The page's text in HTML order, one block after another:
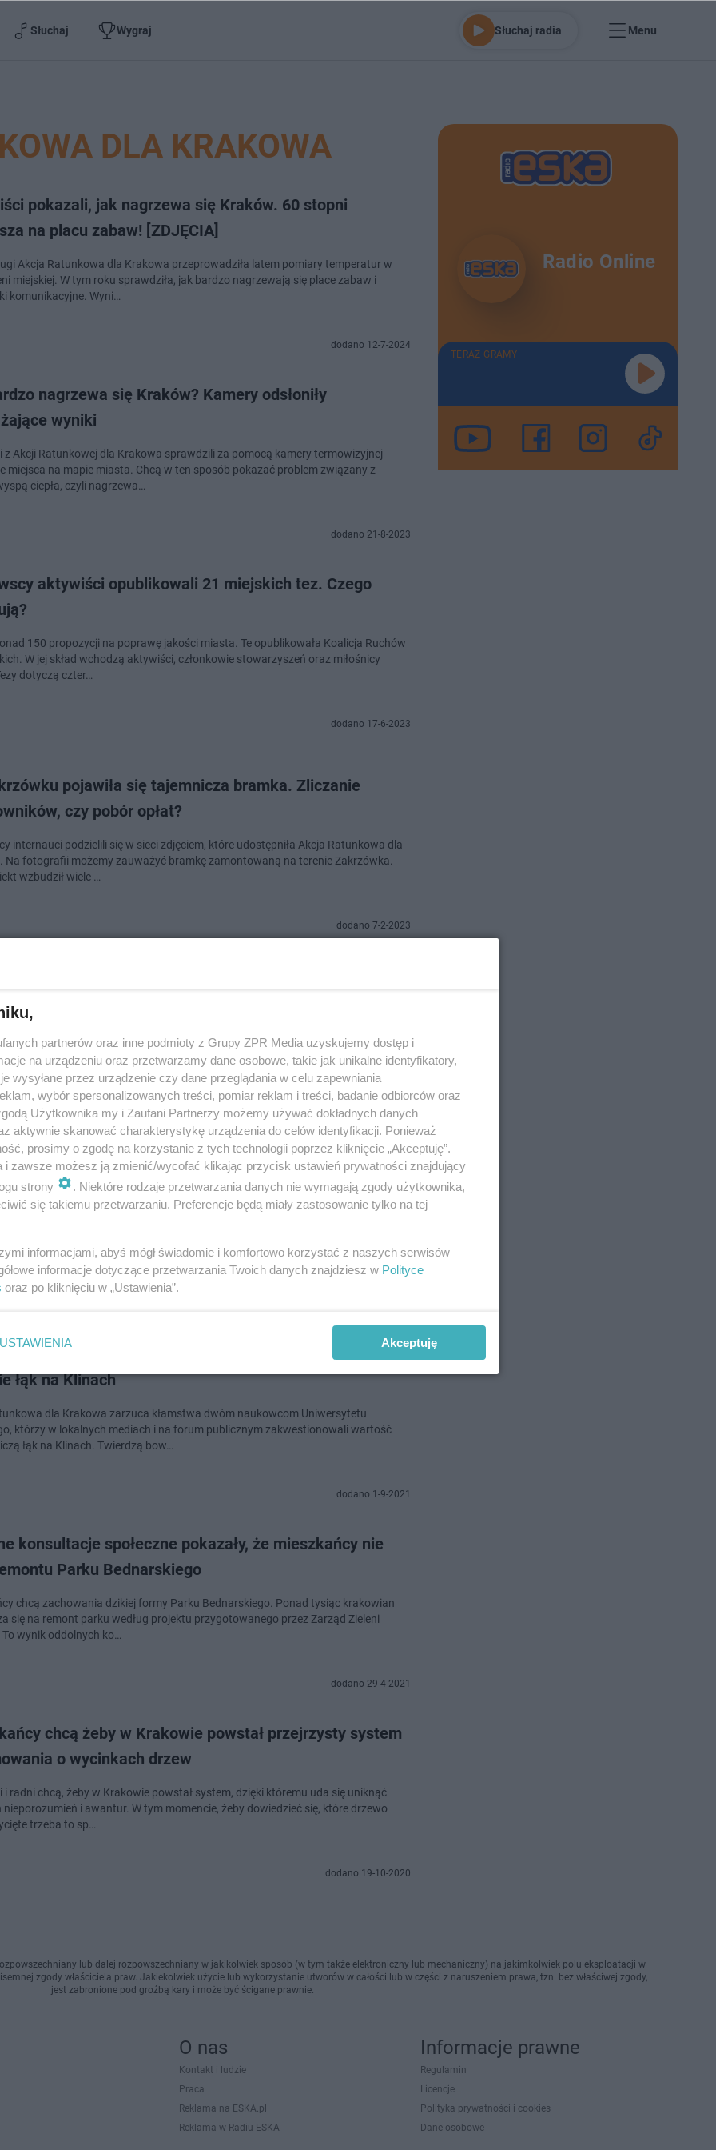
Słuchaj Wygraj Słuchaj radia Menu
DLA KRAKOWA
pokazali, jak nagrzewa się Kraków. 60 stopni
na placu zabaw! [ZDJĘCIA]
Akcja Ratunkowa dla Krakowa przeprowadziła latem pomiary temperatur w
miejskiej. W tym roku sprawdziła, jak bardzo nagrzewają się place zabaw i
komunikacyjne. Wyni…
dodano 12-7-2024
nagrzewa się Kraków? Kamery odsłoniły
wyniki
z Akcji Ratunkowej dla Krakowa sprawdzili za pomocą kamery termowizyjnej
miejsca na mapie miasta. Chcą w ten sposób pokazać problem związany z
ciepła, czyli nagrzewa…
dodano 21-8-2023
aktywiści opublikowali 21 miejskich tez. Czego
150 propozycji na poprawę jakości miasta. Te opublikowała Koalicja Ruchów
W jej skład wchodzą aktywiści, członkowie stowarzyszeń oraz miłośnicy
dotyczą czter…
dodano 17-6-2023
pojawiła się tajemnicza bramka. Zliczanie
czy pobór opłat?
internauci podzielili się w sieci zdjęciem, które udostępniła Akcja Ratunkowa dla
Na fotografii możemy zauważyć bramkę zamontowaną na terenie Zakrzówka.
wzbudził wiele …
dodano 7-2-2023
to organizacje, które przygotowały projekt obywatelskiej inicjatywy
która ma na celu zli…
dodano 12-1-2023
działkę na Podgórzu. Miasto chce sprzedać, ale część
jest przeciw
który tr…
aktywistów do UR: wasi naukowcy kłamią w
łąk na Klinach
dla Krakowa zarzuca kłamstwa dwóm naukowcom Uniwersytetu
którzy w lokalnych mediach i na forum publicznym zakwestionowali wartość
łąk na Klinach. Twierdzą bow…
dodano 1-9-2021
konsultacje społeczne pokazały, że mieszkańcy nie
Parku Bednarskiego
chcą zachowania dzikiej formy Parku Bednarskiego. Ponad tysiąc krakowian
się na remont parku według projektu przygotowanego przez Zarząd Zieleni
wynik oddolnych ko…
dodano 29-4-2021
żeby w Krakowie powstał przejrzysty system
o wycinkach drzew
i radni chcą, żeby w Krakowie powstał system, dzięki któremu uda się uniknąć
nieporozumień i awantur. W tym momencie, żeby dowiedzieć się, które drzewo
trzeba to sp…
dodano 19-10-2020
Radio Online
TERAZ GRAMY
lub dalej rozpowszechniany w jakikolwiek sposób (w tym także elektroniczny lub mechaniczny) na jakimkolwiek polu eksploatacji w
zgody właściciela praw. Jakiekolwiek użycie lub wykorzystanie utworów w całości lub w części z naruszeniem prawa, tzn. bez właściwej zgody,
jest zabronione pod groźbą kary i może być ścigane prawnie.
O nas
Kontakt i ludzie
Praca
Reklama na ESKA.pl
Reklama w Radiu ESKA
Informacje prawne
Regulamin
Licencje
Polityka prywatności i cookies
Dane osobowe
partnerów oraz inne podmioty z Grupy ZPR Media uzyskujemy dostęp i
na urządzeniu oraz przetwarzamy dane osobowe, takie jak unikalne identyfikatory,
wysyłane przez urządzenie czy dane przeglądania w celu zapewniania
wybór spersonalizowanych treści, pomiar reklam i treści, badanie odbiorców oraz
Użytkownika my i Zaufani Partnerzy możemy używać dokładnych danych
aktywnie skanować charakterystykę urządzenia do celów identyfikacji. Ponieważ
prosimy o zgodę na korzystanie z tych technologii poprzez kliknięcie „Akceptuję”.
i zawsze możesz ją zmienić/wycofać klikając przycisk ustawień prywatności znajdujący
strony
. Niektóre rodzaje przetwarzania danych nie wymagają zgody użytkownika,
się takiemu przetwarzaniu. Preferencje będą miały zastosowanie tylko na tej
informacjami, abyś mógł świadomie i komfortowo korzystać z naszych serwisów
informacje dotyczące przetwarzania Twoich danych znajdziesz w Polityce
oraz po kliknięciu w „Ustawienia”.
USTAWIENIA Akceptuję